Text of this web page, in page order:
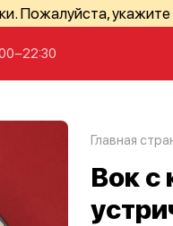
Пожалуйста,
Главная
Вок с